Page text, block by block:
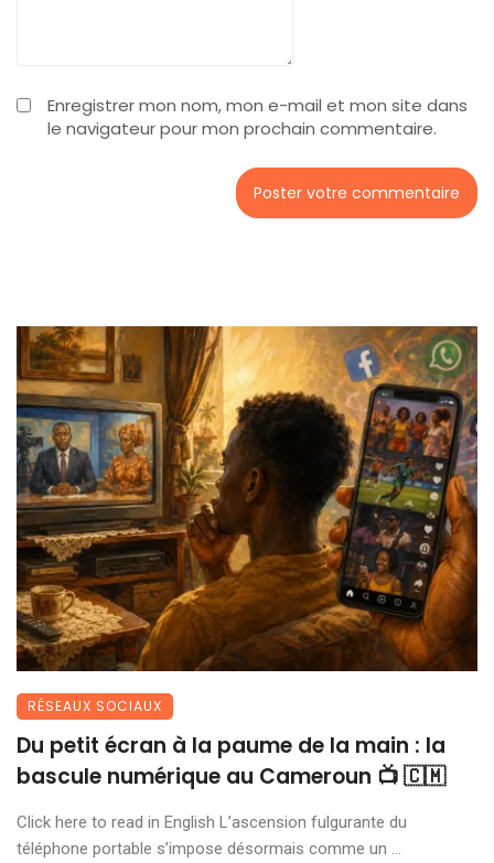
Enregistrer mon nom, mon e-mail et mon site dans
le navigateur pour mon prochain commentaire.
RÉSEAUX SOCIAUX
Du petit écran à la paume de la main : la
bascule numérique au Cameroun 📺 🇨🇲
Click here to read in English L’ascension fulgurante du
téléphone portable s’impose désormais comme un ...